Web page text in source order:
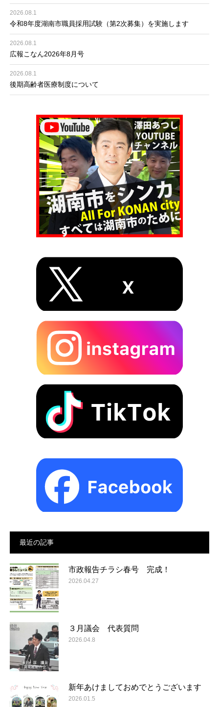
2026.08.1
令和8年度湖南市職員採用試験（第2次募集）を実施します
2026.08.1
広報こなん2026年8月号
2026.08.1
後期高齢者医療制度について
最近の記事
市政報告チラシ春号 完成！
2026.04.27
３月議会 代表質問
2026.04.8
新年あけましておめでとうございます
2026.01.5